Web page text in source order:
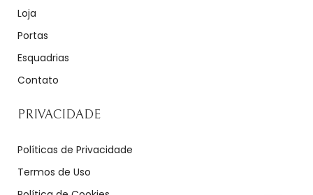
Loja
Portas
Esquadrias
Contato
PRIVACIDADE
Políticas de Privacidade
Termos de Uso